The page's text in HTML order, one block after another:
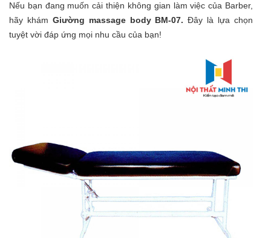
Nếu bạn đang muốn cải thiện không gian làm việc của Barber,
hãy khám Giường massage body BM-07. Đây là lựa chọn
tuyệt vời đáp ứng mọi nhu cầu của bạn!